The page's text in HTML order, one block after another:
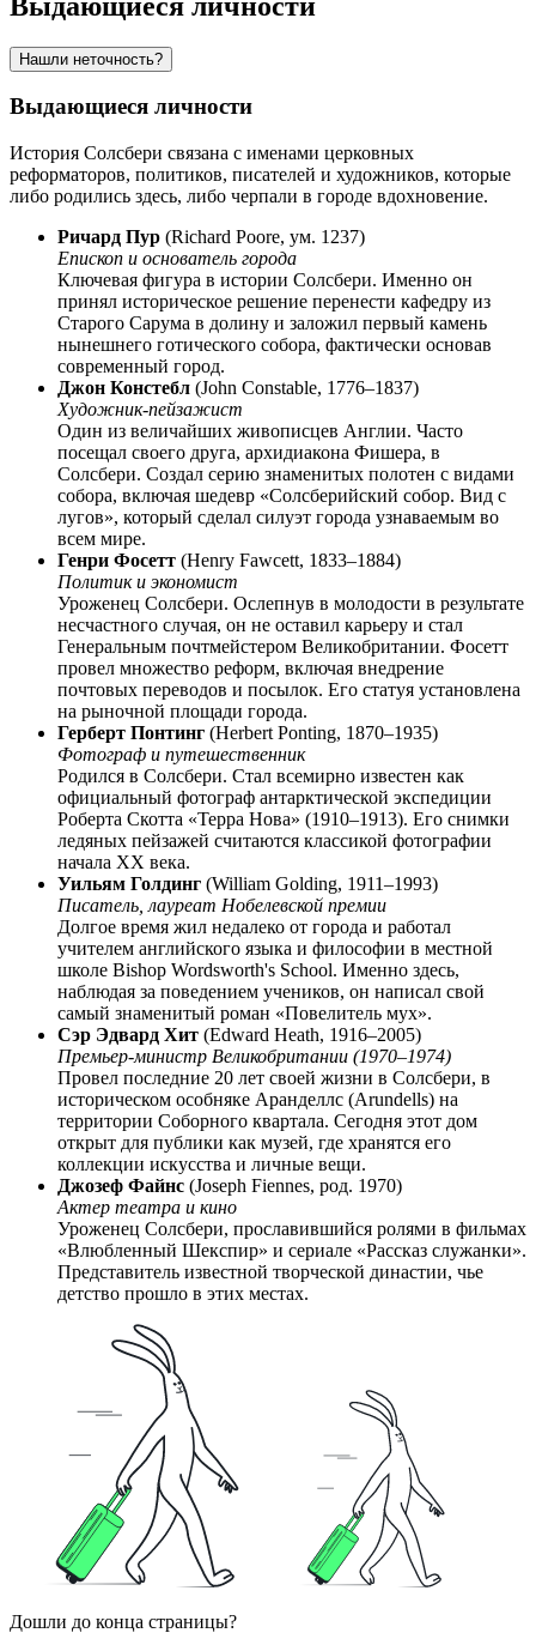
Нашли неточность?
Выдающиеся личности
История Солсбери связана с именами церковных
реформаторов, политиков, писателей и художников, которые
либо родились здесь, либо черпали в городе вдохновение.
Ричард Пур (Richard Poore, ум. 1237)
Епископ и основатель города
Ключевая фигура в истории Солсбери. Именно он
принял историческое решение перенести кафедру из
Старого Сарума в долину и заложил первый камень
нынешнего готического собора, фактически основав
современный город.
Джон Констебл (John Constable, 1776–1837)
Художник-пейзажист
Один из величайших живописцев Англии. Часто
посещал своего друга, архидиакона Фишера, в
Солсбери. Создал серию знаменитых полотен с видами
собора, включая шедевр «Солсберийский собор. Вид с
лугов», который сделал силуэт города узнаваемым во
всем мире.
Генри Фосетт (Henry Fawcett, 1833–1884)
Политик и экономист
Уроженец Солсбери. Ослепнув в молодости в результате
несчастного случая, он не оставил карьеру и стал
Генеральным почтмейстером Великобритании. Фосетт
провел множество реформ, включая внедрение
почтовых переводов и посылок. Его статуя установлена
на рыночной площади города.
Герберт Понтинг (Herbert Ponting, 1870–1935)
Фотограф и путешественник
Родился в Солсбери. Стал всемирно известен как
официальный фотограф антарктической экспедиции
Роберта Скотта «Терра Нова» (1910–1913). Его снимки
ледяных пейзажей считаются классикой фотографии
начала XX века.
Уильям Голдинг (William Golding, 1911–1993)
Писатель, лауреат Нобелевской премии
Долгое время жил недалеко от города и работал
учителем английского языка и философии в местной
школе Bishop Wordsworth's School. Именно здесь,
наблюдая за поведением учеников, он написал свой
самый знаменитый роман «Повелитель мух».
Сэр Эдвард Хит (Edward Heath, 1916–2005)
Премьер-министр Великобритании (1970–1974)
Провел последние 20 лет своей жизни в Солсбери, в
историческом особняке Аранделлс (Arundells) на
территории Соборного квартала. Сегодня этот дом
открыт для публики как музей, где хранятся его
коллекции искусства и личные вещи.
Джозеф Файнс (Joseph Fiennes, род. 1970)
Актер театра и кино
Уроженец Солсбери, прославившийся ролями в фильмах
«Влюбленный Шекспир» и сериале «Рассказ служанки».
Представитель известной творческой династии, чье
детство прошло в этих местах.
Дошли до конца страницы?